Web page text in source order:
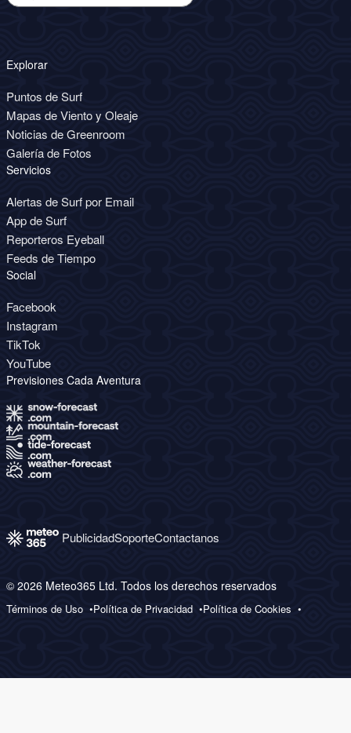
Explorar
Puntos de Surf
Mapas de Viento y Oleaje
Noticias de Greenroom
Galería de Fotos
Servicios
Alertas de Surf por Email
App de Surf
Reporteros Eyeball
Feeds de Tiempo
Social
Facebook
Instagram
TikTok
YouTube
Previsiones Cada Aventura
PublicidadSoporteContactanos
© 2026 Meteo365 Ltd. Todos los derechos reservados
Términos de Uso Política de Privacidad Política de Cookies